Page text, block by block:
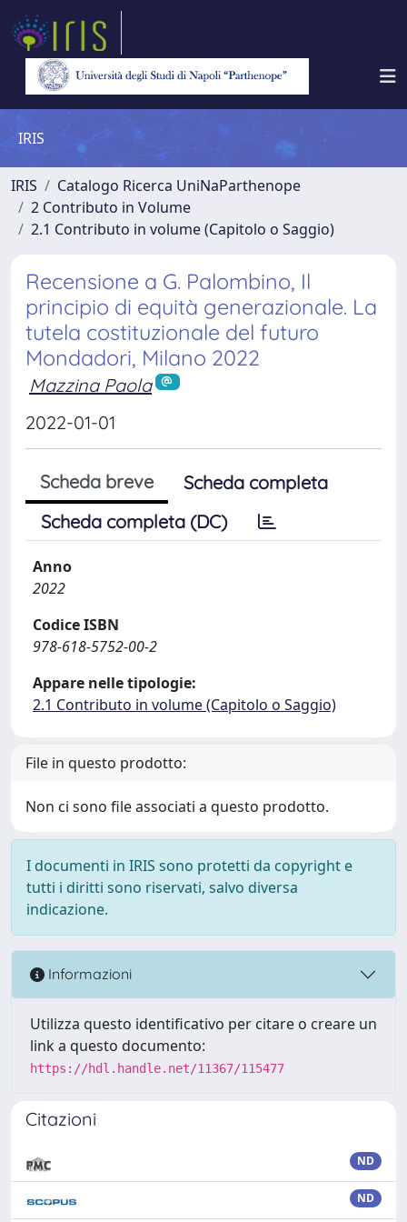
IRIS
IRIS
Catalogo Ricerca UniNaParthenope
2 Contributo in Volume
2.1 Contributo in volume (Capitolo o Saggio)
Recensione a G. Palombino, Il
principio di equità generazionale. La
tutela costituzionale del futuro
Mondadori, Milano 2022
Mazzina Paola
2022-01-01
Scheda breve
Scheda completa
Scheda completa (DC)
Anno
2022
Codice ISBN
978-618-5752-00-2
Appare nelle tipologie:
2.1 Contributo in volume (Capitolo o Saggio)
File in questo prodotto:
Non ci sono file associati a questo prodotto.
I documenti in IRIS sono protetti da copyright e
tutti i diritti sono riservati, salvo diversa
indicazione.
Informazioni
Utilizza questo identificativo per citare o creare un
link a questo documento:
https://hdl.handle.net/11367/115477
Citazioni
ND
ND